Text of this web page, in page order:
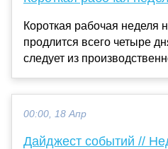
Короткая рабочая неделя
продлится всего четыре
следует из
00:00, 18 Апр
Дайджест событий //